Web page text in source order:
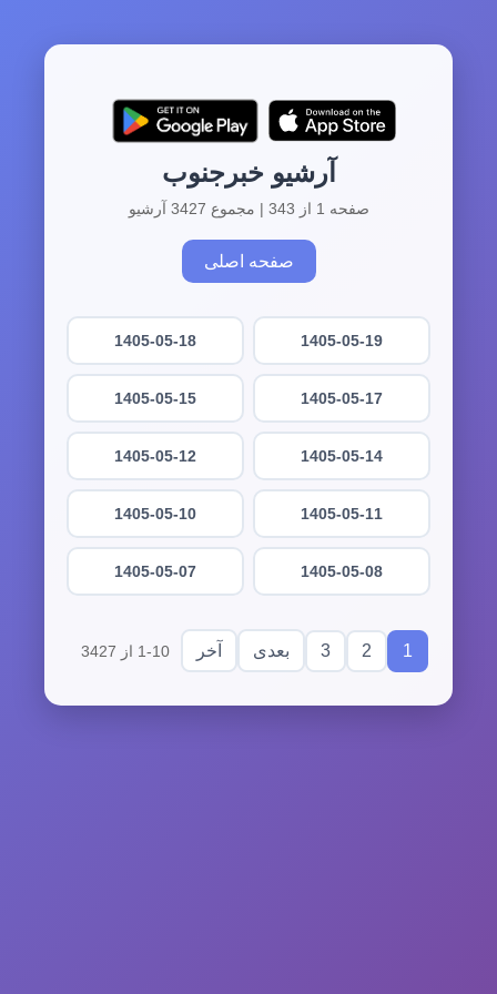
آرشیو خبرجنوب
صفحه 1 از 343 | مجموع 3427 آرشیو
صفحه اصلی
1405-05-19
1405-05-18
1405-05-17
1405-05-15
1405-05-14
1405-05-12
1405-05-11
1405-05-10
1405-05-08
1405-05-07
1
2
3 بعدی آخر 1-10 از 3427